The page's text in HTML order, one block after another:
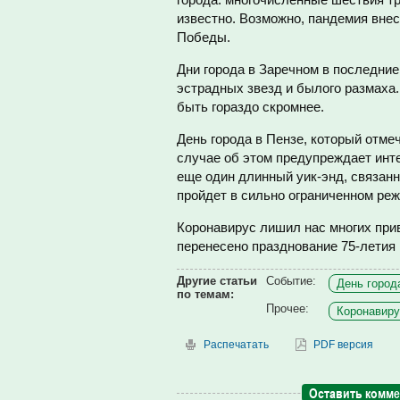
известно. Возможно, пандемия
Победы.
Дни города в Заречном в
эстрадных звезд и былого
быть гораздо скромнее.
День города в Пензе, который
случае об этом предупреждает
еще один длинный уик-энд,
пройдет в сильно ограниченном
Коронавирус лишил нас многих
перенесено празднование 75-
Другие статьи
по темам:
Событие:
День
Прочее:
Распечатать PDF версия
Оставить